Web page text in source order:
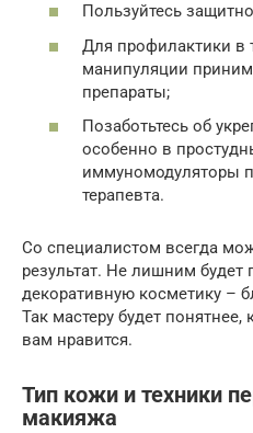
Пользуйтесь
Для профилактики в
манипуляции
препараты;
Позаботьтесь об
особенно в
иммуномодуляторы
терапевта.
Со специалистом всегда
результат. Не лишним будет
декоративную косметику –
Так мастеру будет понятнее,
вам нравится.
Тип кожи и техники
макияжа